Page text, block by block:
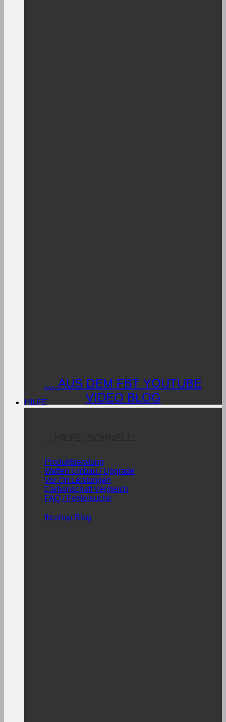
... AUS DEM FBT YOUTUBE
VIDEO BLOG
HILFE
Produktberatung
Waffen Umbau / Upgrade
Vor Ort Leistungen
Carbonschaft Vergleich
FAQ / Fehlersuche
fbt.shop Blog